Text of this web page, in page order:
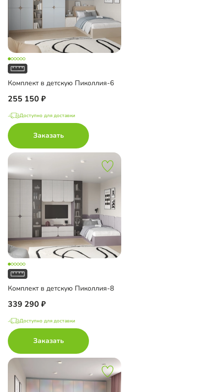
Комплект в детскую Пиколлия-6
255 150
Доступно для доставки
Заказать
Комплект в детскую Пиколлия-8
339 290
Доступно для доставки
Заказать